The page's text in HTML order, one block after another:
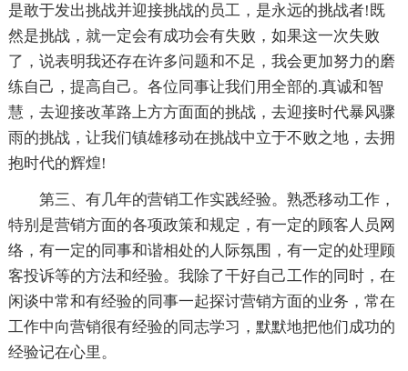
是敢于发出挑战并迎接挑战的员工，是永远的挑战者!既
然是挑战，就一定会有成功会有失败，如果这一次失败
了，说表明我还存在许多问题和不足，我会更加努力的磨
练自己，提高自己。各位同事让我们用全部的.真诚和智
慧，去迎接改革路上方方面面的挑战，去迎接时代暴风骤
雨的挑战，让我们镇雄移动在挑战中立于不败之地，去拥
抱时代的辉煌!
第三、有几年的营销工作实践经验。熟悉移动工作，
特别是营销方面的各项政策和规定，有一定的顾客人员网
络，有一定的同事和谐相处的人际氛围，有一定的处理顾
客投诉等的方法和经验。我除了干好自己工作的同时，在
闲谈中常和有经验的同事一起探讨营销方面的业务，常在
工作中向营销很有经验的同志学习，默默地把他们成功的
经验记在心里。